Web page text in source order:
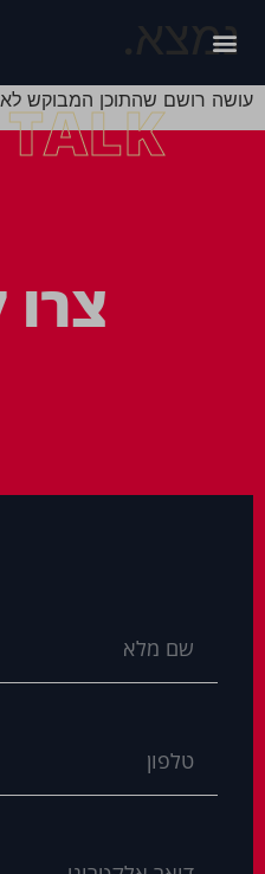
נמצא.
עושה רושם שהתוכן המבוקש